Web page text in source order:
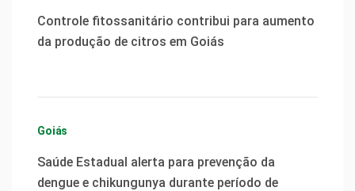
Controle fitossanitário contribui para aumento
da produção de citros em Goiás
Goiás
Saúde Estadual alerta para prevenção da
dengue e chikungunya durante período de